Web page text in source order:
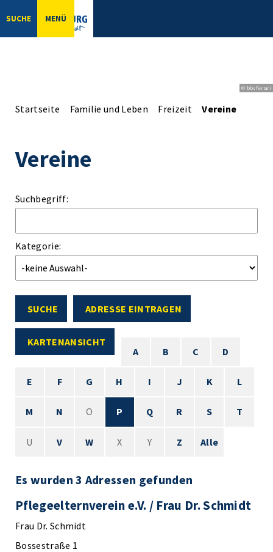
SUCHE MENÜ
© bbsferrari
Startseite Familie und Leben Freizeit Vereine
Vereine
Suchbegriff:
Kategorie:
SUCHE ADRESSE EINTRAGEN
KARTENANSICHT
A
B C D
E F G H I J K L
M N O P Q R S T
U V W X Y Z Alle
Es wurden 3 Adressen gefunden
Pflegeelternverein e.V. / Frau Dr. Schmidt
Frau Dr. Schmidt
Bossestraße 1